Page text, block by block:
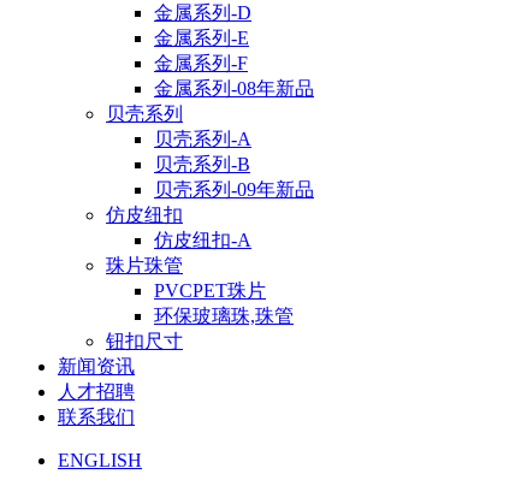
金属系列-D
金属系列-E
金属系列-F
金属系列-08年新品
贝壳系列
贝壳系列-A
贝壳系列-B
贝壳系列-09年新品
仿皮纽扣
仿皮纽扣-A
珠片珠管
PVCPET珠片
环保玻璃珠,珠管
钮扣尺寸
新闻资讯
人才招聘
联系我们
ENGLISH